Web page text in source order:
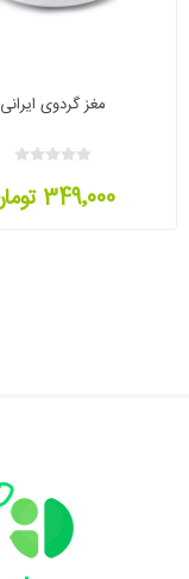
مغز گردوی ایرانی
349٬000 تومان